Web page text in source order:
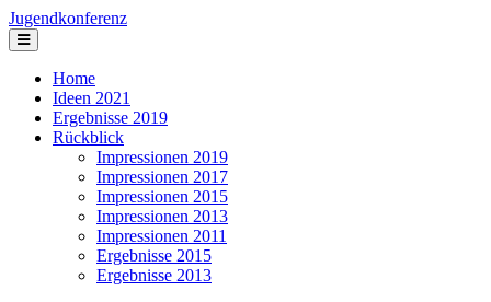
Jugendkonferenz
Home
Ideen 2021
Ergebnisse 2019
Rückblick
Impressionen 2019
Impressionen 2017
Impressionen 2015
Impressionen 2013
Impressionen 2011
Ergebnisse 2015
Ergebnisse 2013